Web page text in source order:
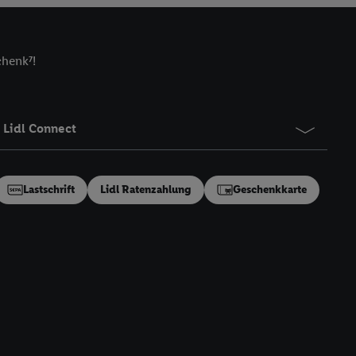
Lidl Connect
Lastschrift Lidl Ratenzahlung Geschenkkarte
Online-Kennung
auszuspielen.
E-Mail-
verfügbar ist.
zu erfassen.
von Dritten betrieben
speziell zur
generell zu
(nur für
einen Klick auf
sämtlicher